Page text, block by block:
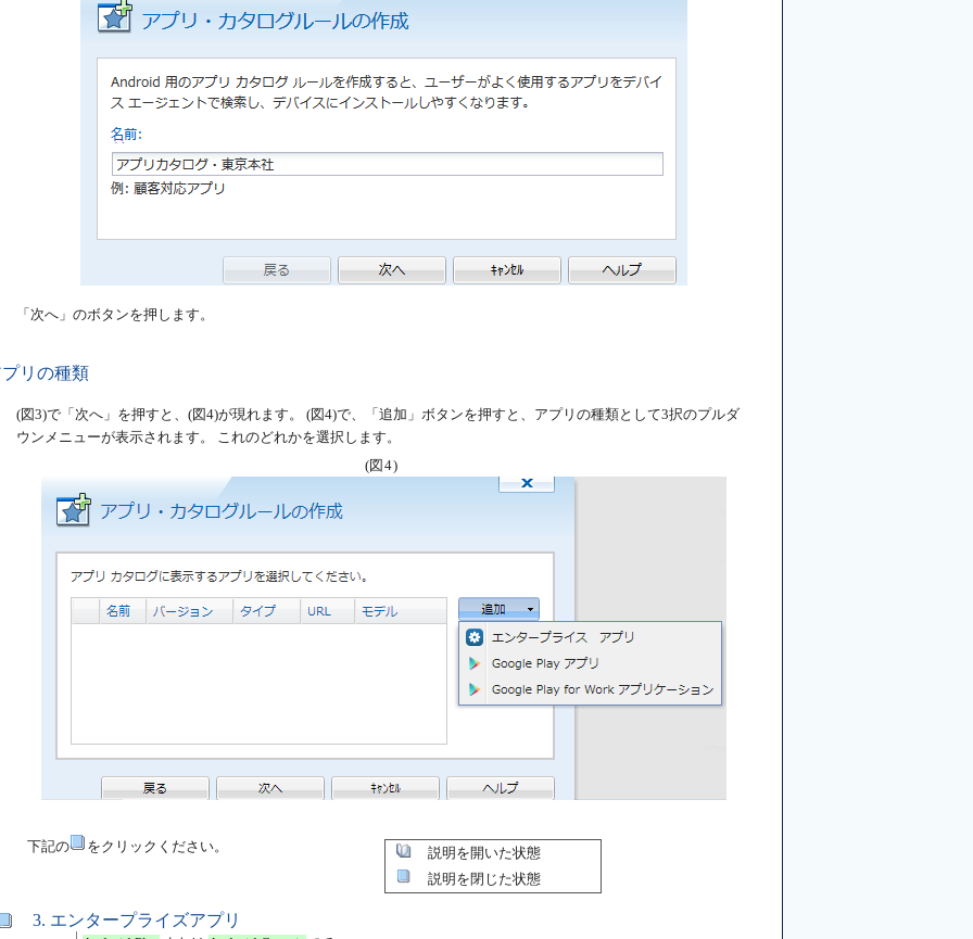
「次へ」のボタンを押します。
リの種類
(図3)で「次へ」を押すと、(図4)が現れます。 (図4)で、「追加」ボタンを押すと、アプリの種類として3択のプルダ
ウンメニューが表示されます。 これのどれかを選択します。
(図4)
下記の をクリックください。
説明を開いた状態
説明を閉じた状態
3. エンタープライズアプリ